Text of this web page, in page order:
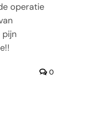
operatie
pijn
0